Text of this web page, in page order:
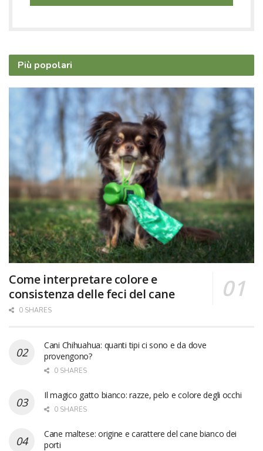
Più popolari
Come interpretare colore e
consistenza delle feci del cane
0 SHARES
Cani Chihuahua: quanti tipi ci sono e da dove
provengono?
0 SHARES
Il magico gatto bianco: razze, pelo e colore degli occhi
0 SHARES
Cane maltese: origine e carattere del cane bianco dei
porti